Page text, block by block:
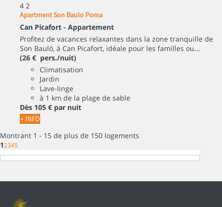
4 2
Apartment Son Baulo Poma
Can Picafort - Appartement
Profitez de vacances relaxantes dans la zone tranquille de
Son Bauló, à Can Picafort, idéale pour les familles ou...
(26 € pers./nuit)
Climatisation
Jardin
Lave-linge
à 1 km de la plage de sable
Dès 105 € par nuit
+ INFO
Montrant 1 - 15 de plus de 150 logements
12345